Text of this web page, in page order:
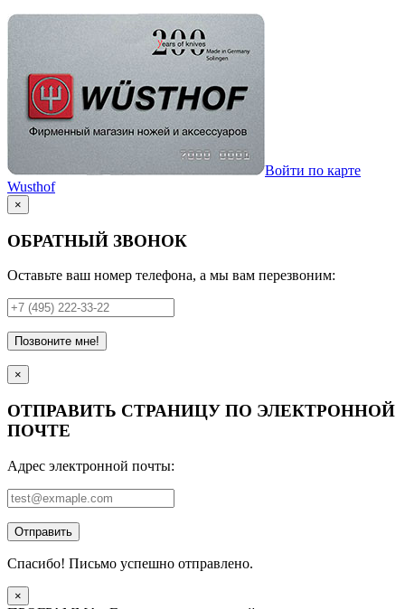
Войти по карте
Wusthof
×
ОБРАТНЫЙ ЗВОНОК
Оставьте ваш номер телефона, а мы вам перезвоним:
Позвоните мне!
×
ОТПРАВИТЬ СТРАНИЦУ ПО ЭЛЕКТРОННОЙ
ПОЧТЕ
Адрес электронной почты:
Отправить
Спасибо! Письмо успешно отправлено.
×